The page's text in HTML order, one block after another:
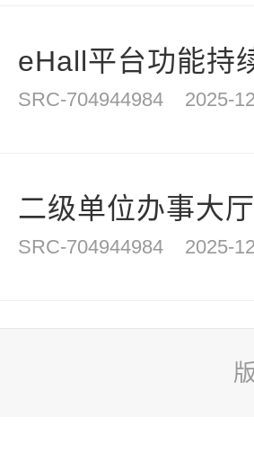
eHall平台功能持
SRC-704944984 2025-
二级单位办事大
SRC-704944984 2025-